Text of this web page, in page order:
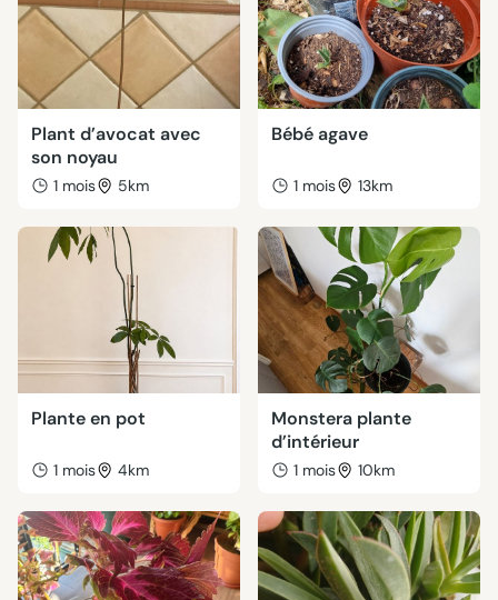
Plant d’avocat avec
son noyau
1 mois 5km
Bébé agave
1 mois 13km
Plante en pot
1 mois 4km
Monstera plante
d’intérieur
1 mois 10km